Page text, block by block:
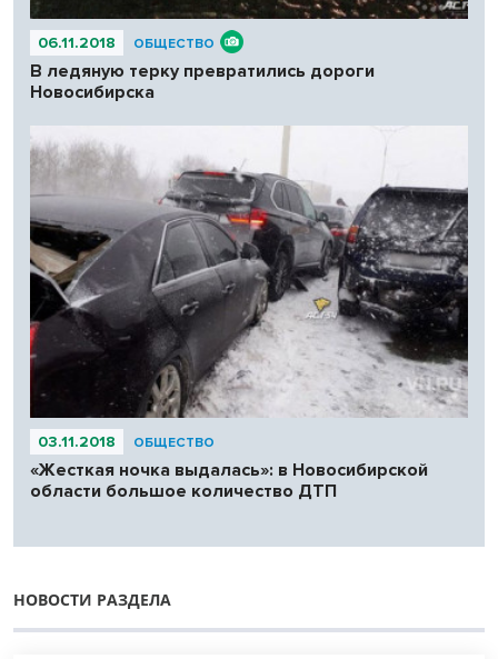
06.11.2018 ОБЩЕСТВО
В ледяную терку превратились дороги
Новосибирска
03.11.2018 ОБЩЕСТВО
«Жесткая ночка выдалась»: в Новосибирской
области большое количество ДТП
НОВОСТИ РАЗДЕЛА